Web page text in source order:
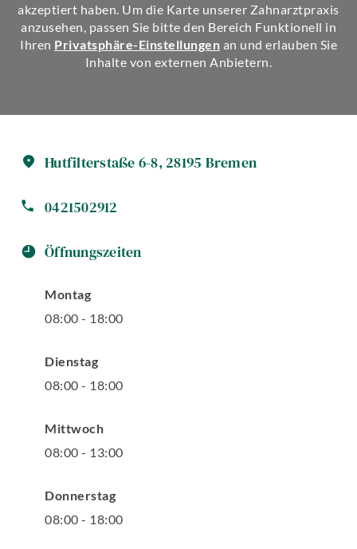
Hutfilterstaße 6-8, 28195 Bremen
0421502912
Öffnungszeiten
Montag
08:00 - 18:00
Dienstag
08:00 - 18:00
Mittwoch
08:00 - 13:00
Donnerstag
08:00 - 18:00
akzeptiert haben. Um die Karte unserer Zahnarztpraxis
anzusehen, passen Sie bitte den Bereich Funktionell in
Ihren Privatsphäre-Einstellungen an und erlauben Sie
Inhalte von externen Anbietern.